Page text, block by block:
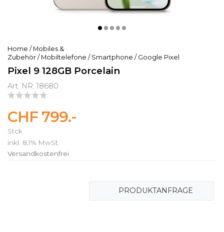
Home / Mobiles &
Zubehör / Mobiltelefone / Smartphone / Google Pixel
Pixel 9 128GB Porcelain
Art. NR: 18680
CHF 799.-
Stck
inkl. 8,1% MwSt.
Versandkostenfrei
PRODUKTANFRAGE